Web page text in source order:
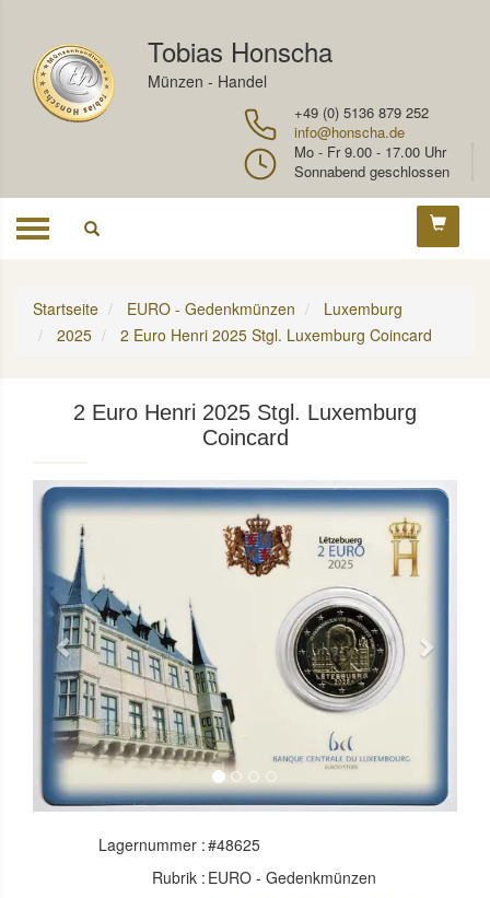
Tobias Honscha
Münzen - Handel
+49 (0) 5136 879 252
info@honscha.de
Mo - Fr 9.00 - 17.00 Uhr
Sonnabend geschlossen
Toggle
Startseite EURO - Gedenkmünzen
Luxemburg
2025
2 Euro Henri 2025 Stgl. Luxemburg Coincard
2 Euro Henri 2025 Stgl. Luxemburg
Coincard
Previous Next
Lagernummer :#48625
Rubrik : EURO - Gedenkmünzen